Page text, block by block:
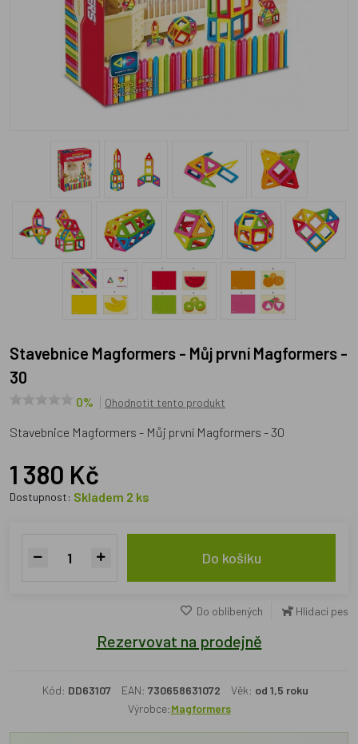
Stavebnice Magformers - Můj první Magformers -
30
0% Ohodnotit tento produkt
Stavebnice Magformers - Můj první Magformers - 30
1 380 Kč
Dostupnost: Skladem 2 ks
Do košíku
Do oblíbených Hlídací pes
Rezervovat na prodejně
Kód: DD63107 EAN: 730658631072 Věk: od 1,5 roku
Výrobce:Magformers